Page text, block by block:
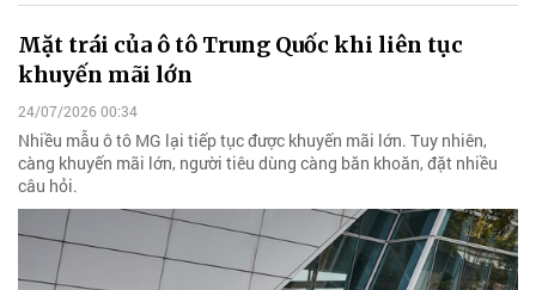
Mặt trái của ô tô Trung Quốc khi liên tục
khuyến mãi lớn
24/07/2026 00:34
Nhiều mẫu ô tô MG lại tiếp tục được khuyến mãi lớn. Tuy nhiên,
càng khuyến mãi lớn, người tiêu dùng càng băn khoăn, đặt nhiều
câu hỏi.